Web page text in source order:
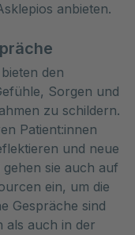
anbieten.
den
Sorgen und
zu schildern.
Patient:innen
und neue
sie auch auf
ein, um die
Gespräche sind
als auch in der